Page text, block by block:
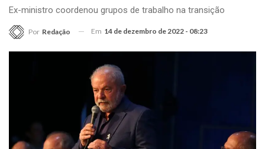
Ex-ministro coordenou grupos de trabalho na transição
Por Redação Em 14 de dezembro de 2022 - 08:23